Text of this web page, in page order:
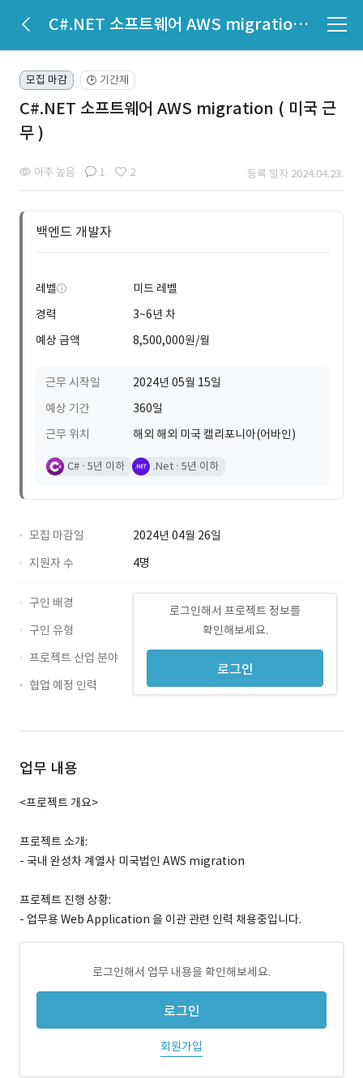
C#.NET 소프트웨어 AWS migration ( 미국 근무 )
모집 마감 🕒 기간제
C#.NET 소프트웨어 AWS migration ( 미국 근
무 )
아주 높음 1 2 등록 일자 2024.04.23.
백엔드 개발자
레벨
미드 레벨
경력
3~6년 차
예상 금액
8,500,000원/월
근무 시작일
2024년 05월 15일
예상 기간
360일
근무 위치
해외 해외 미국 캘리포니아(어바인)
C# 5년 이하 .Net 5년 이하
모집 마감일
2024년 04월 26일
지원자 수
4명
로그인해서 프로젝트 정보를
확인해보세요.
로그인
구인 배경
구인 유형
프로젝트 산업 분야
협업 예정 인력
업무 내용
<프로젝트 개요>
프로젝트 소개:
- 국내 완성차 계열사 미국법인 AWS migration
프로젝트 진행 상황:
- 업무용 Web Application 을 이관 관련 인력 채용중입니다.
로그인해서 업무 내용을 확인해보세요.
로그인
회원가입